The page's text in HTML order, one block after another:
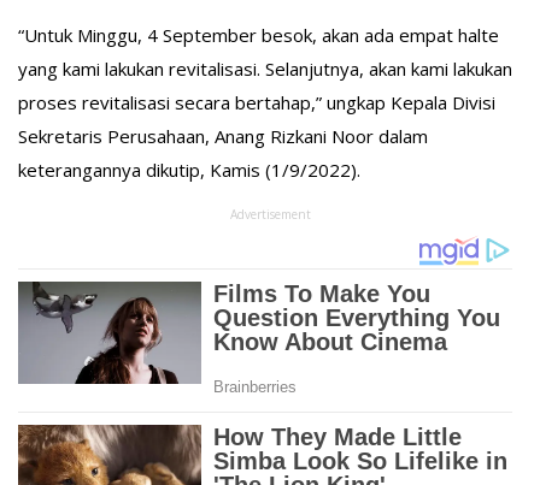
“Untuk Minggu, 4 September besok, akan ada empat halte
yang kami lakukan revitalisasi. Selanjutnya, akan kami lakukan
proses revitalisasi secara bertahap,” ungkap Kepala Divisi
Sekretaris Perusahaan, Anang Rizkani Noor dalam
keterangannya dikutip, Kamis (1/9/2022).
Advertisement